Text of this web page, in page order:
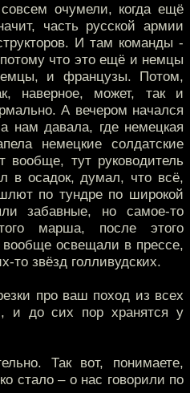
очумели, когда ещё
часть русской армии
И там команды -
что это ещё и немцы
и французы. Потом,
наверное, может, так и
А вечером начался
нам давала, где немецкая
немецкие солдатские
вообще, тут руководитель
в осадок, думал, что всё,
по тундре по широкой
забавные, но самое-то
марша, после этого
освещали в прессе,
то звёзд голливудских.
про ваш поход из всех
и до сих пор хранятся у
Так вот, понимаете,
стало – о нас говорили по